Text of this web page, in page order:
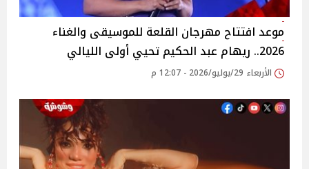
موعد افتتاح مهرجان القلعة للموسيقى والغناء
2026.. ريهام عبد الحكيم تحيي أولى الليالي
الأربعاء 29/يوليو/2026 - 12:07 م